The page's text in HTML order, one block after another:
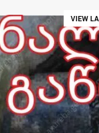
VIEW